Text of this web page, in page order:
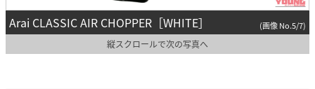
Arai CLASSIC AIR CHOPPER［WHITE］ (画像 No.5/7)
縦スクロールで次の写真へ